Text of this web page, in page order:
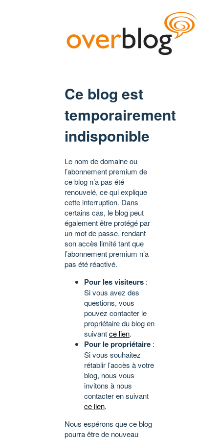
Ce blog est
temporairement
indisponible
Le nom de domaine ou
l’abonnement premium de
ce blog n’a pas été
renouvelé, ce qui explique
cette interruption. Dans
certains cas, le blog peut
également être protégé par
un mot de passe, rendant
son accès limité tant que
l’abonnement premium n’a
pas été réactivé.
Pour les visiteurs :
Si vous avez des
questions, vous
pouvez contacter le
propriétaire du blog en
suivantce lien.
Pour le propriétaire :
Si vous souhaitez
rétablir l’accès à votre
blog, nous vous
invitons à nous
contacter en suivant
ce lien.
Nous espérons que ce blog
pourra être de nouveau